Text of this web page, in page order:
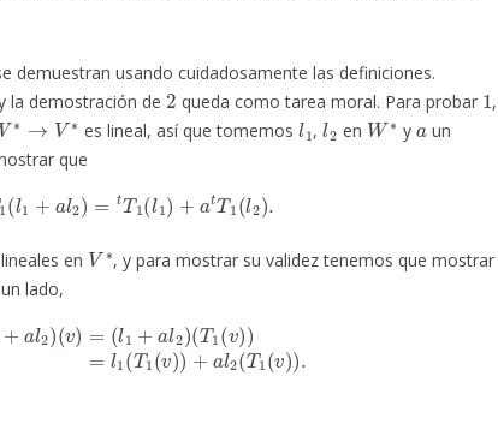
demuestran usando cuidadosamente las definiciones.
la demostración de
2
queda como tarea moral. Para probar
,
∗→V∗
es lineal, así que tomemos
l1
,
l2
en
W∗
y
a
un
que
1 1 al 2 T1 (l1 )+ a T1( 2)
en
V∗
, y para mostrar su validez tenemos que mostrar
lado,
v (l 1+ a T v = 1(T1( v))